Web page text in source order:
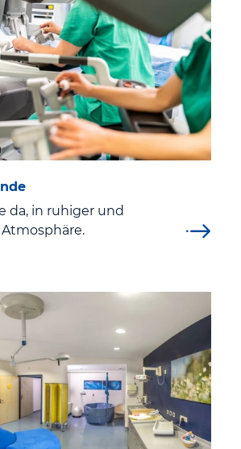
Einheit)
Eisenach
Eisenach
am St. Georg Klinikum Eisenach
Zentrum
da, in ruhiger und